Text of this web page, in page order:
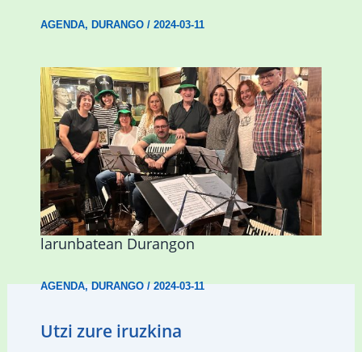
AGENDA, DURANGO/ 2024-03-11
Herri Maite akordeoi taldeak S. Patrick
Irlandako patroia ospatuko du
larunbatean Durangon
AGENDA,DURANGO/2024-03-11
Utzi zure iruzkina